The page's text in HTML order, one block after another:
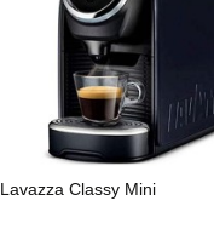
GÖNDERİ
Lavazza Classy Mini